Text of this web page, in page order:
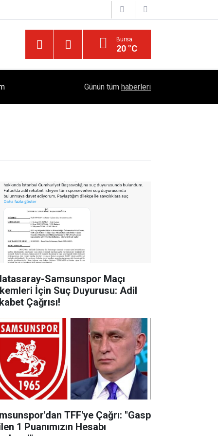
Bursa
20 °C
Öngörüyor?
Günün tüm haberleri
Samsunspor Maçı
İçin Suç Duyurusu: Adil
Çağrısı!
TFF'ye Çağrı: "Gasp
1 Puanımızın Hesabı